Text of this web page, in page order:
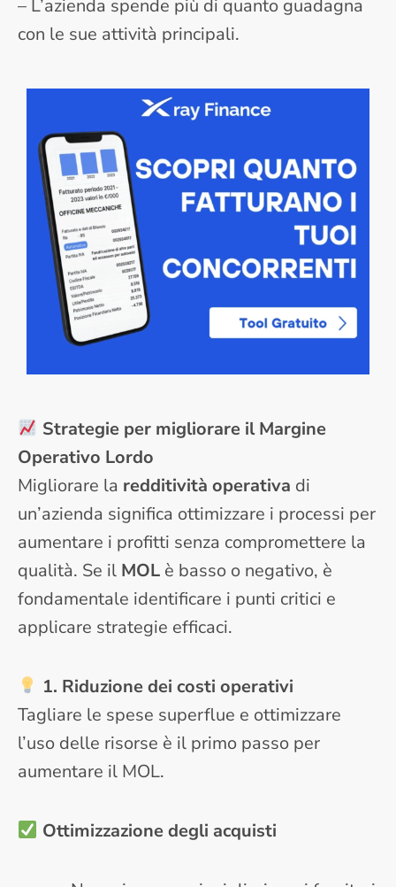
– L’azienda spende più di quanto guadagna
con le sue attività principali.
Strategie per migliorare il Margine
Operativo Lordo
Migliorare la redditività operativa di
un’azienda significa ottimizzare i processi per
aumentare i profitti senza compromettere la
qualità. Se il MOL è basso o negativo, è
fondamentale identificare i punti critici e
applicare strategie efficaci.
1. Riduzione dei costi operativi
Tagliare le spese superflue e ottimizzare
l’uso delle risorse è il primo passo per
aumentare il MOL.
Ottimizzazione degli acquisti